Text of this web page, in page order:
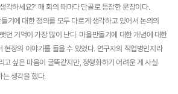
각하세요?’ 매 회의 때마다 단골로 등장한 문장이다.
기에 대한 정의를 모두 다르게 생각하고 있어서 논의의
던 기억이 가장 많이 난다. 마을만들기에 대한 개념에 대한
현장의 이야기를 들을 수 있었다. 연구자의 직업병인지라
고 싶은 마음이 굴뚝같지만, 정형화하기 어려운 게 사실
는 생각을 했다.